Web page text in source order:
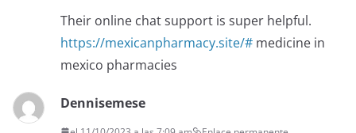
Their online chat support is super helpful.
https://mexicanpharmacy.site/# medicine in
mexico pharmacies
Dennisemese